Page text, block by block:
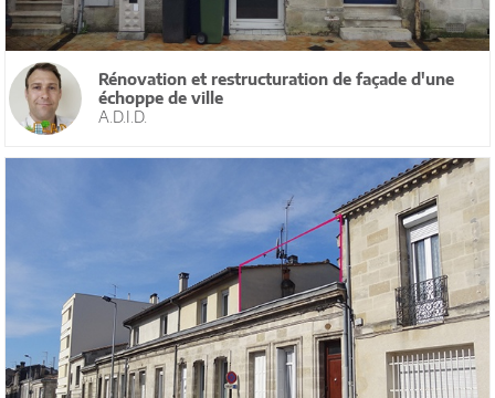
Rénovation et restructuration de façade d'une
échoppe de ville
A.D.I.D.